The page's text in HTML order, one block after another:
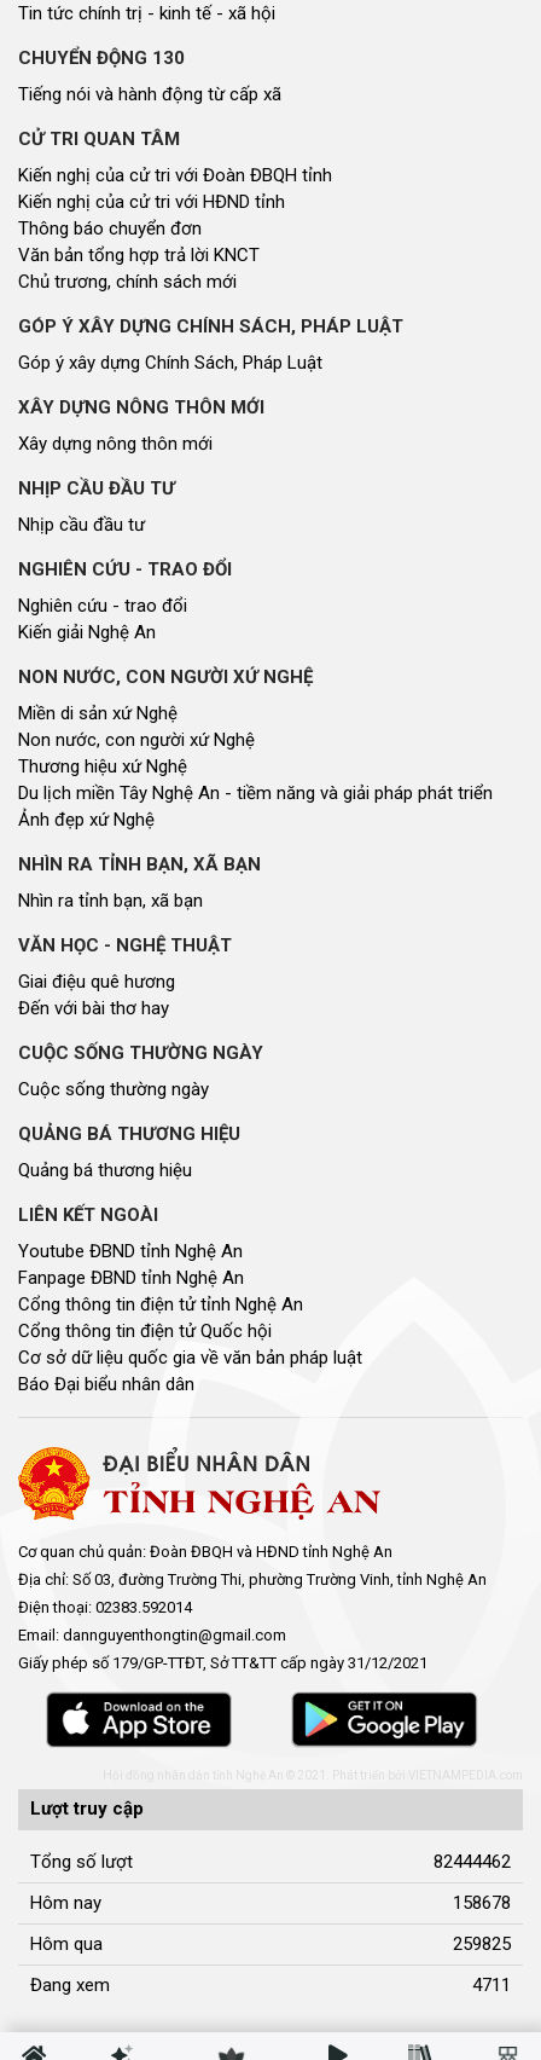
Tin tức chính trị - kinh tế - xã hội
CHUYỂN ĐỘNG 130
Tiếng nói và hành động từ cấp xã
CỬ TRI QUAN TÂM
Kiến nghị của cử tri với Đoàn ĐBQH tỉnh
Kiến nghị của cử tri với HĐND tỉnh
Thông báo chuyển đơn
Văn bản tổng hợp trả lời KNCT
Chủ trương, chính sách mới
GÓP Ý XÂY DỰNG CHÍNH SÁCH, PHÁP LUẬT
Góp ý xây dựng Chính Sách, Pháp Luật
XÂY DỰNG NÔNG THÔN MỚI
Xây dựng nông thôn mới
NHỊP CẦU ĐẦU TƯ
Nhịp cầu đầu tư
NGHIÊN CỨU - TRAO ĐỔI
Nghiên cứu - trao đổi
Kiến giải Nghệ An
NON NƯỚC, CON NGƯỜI XỨ NGHỆ
Miền di sản xứ Nghệ
Non nước, con người xứ Nghệ
Thương hiệu xứ Nghệ
Du lịch miền Tây Nghệ An - tiềm năng và giải pháp phát triển
Ảnh đẹp xứ Nghệ
NHÌN RA TỈNH BẠN, XÃ BẠN
Nhìn ra tỉnh bạn, xã bạn
VĂN HỌC - NGHỆ THUẬT
Giai điệu quê hương
Đến với bài thơ hay
CUỘC SỐNG THƯỜNG NGÀY
Cuộc sống thường ngày
QUẢNG BÁ THƯƠNG HIỆU
Quảng bá thương hiệu
LIÊN KẾT NGOÀI
Youtube ĐBND tỉnh Nghệ An
Fanpage ĐBND tỉnh Nghệ An
Cổng thông tin điện tử tỉnh Nghệ An
Cổng thông tin điện tử Quốc hội
Cơ sở dữ liệu quốc gia về văn bản pháp luật
Báo Đại biểu nhân dân
Cơ quan chủ quản: Đoàn ĐBQH và HĐND tỉnh Nghệ An
Địa chỉ: Số 03, đường Trường Thi, phường Trường Vinh, tỉnh Nghệ An
Điện thoại: 02383.592014
Email: dannguyenthongtin@gmail.com
Giấy phép số 179/GP-TTĐT, Sở TT&TT cấp ngày 31/12/2021
Hội đồng nhân dân tỉnh Nghệ An © 2021. Phát triển bởi
Lượt truy cập
Tổng số lượt
82444462
Hôm nay
158678
Hôm qua
259825
Đang xem
4711